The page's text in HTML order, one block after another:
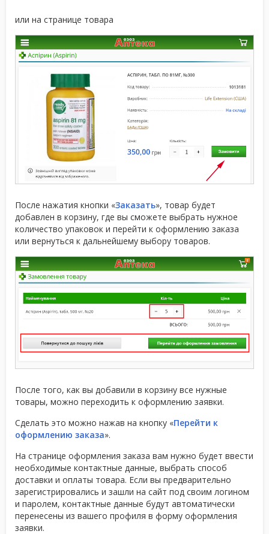
или на странице товара
После нажатия кнопки «Заказать», товар будет
добавлен в корзину, где вы сможете выбрать нужное
количество упаковок и перейти к оформлению заказа
или вернуться к дальнейшему выбору товаров.
После того, как вы добавили в корзину все нужные
товары, можно переходить к оформлению заявки.
Сделать это можно нажав на кнопку «Перейти к
оформлению заказа».
На странице оформления заказа вам нужно будет ввести
необходимые контактные данные, выбрать способ
доставки и оплаты товара. Если вы предварительно
зарегистрировались и зашли на сайт под своим логином
и паролем, контактные данные будут автоматически
перенесены из вашего профиля в форму оформления
заявки.